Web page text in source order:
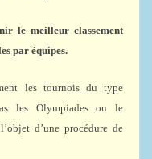
le meilleur classement
par équipes.
les tournois du type
les Olympiades ou le
d’une procédure de